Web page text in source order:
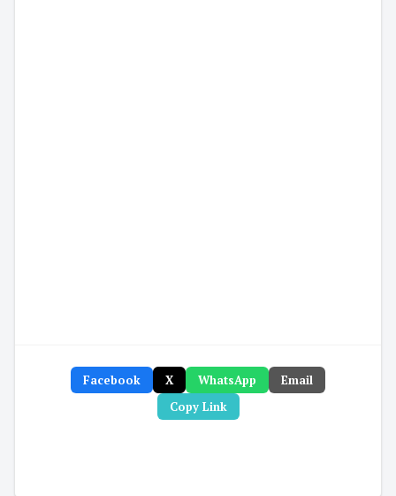
Facebook X WhatsApp
Email
Copy Link